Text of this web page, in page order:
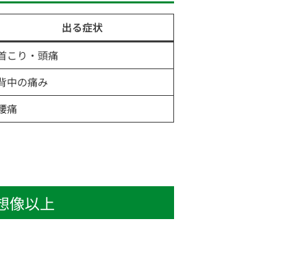
出る症状
こり・頭痛
中の痛み
痛
像以上